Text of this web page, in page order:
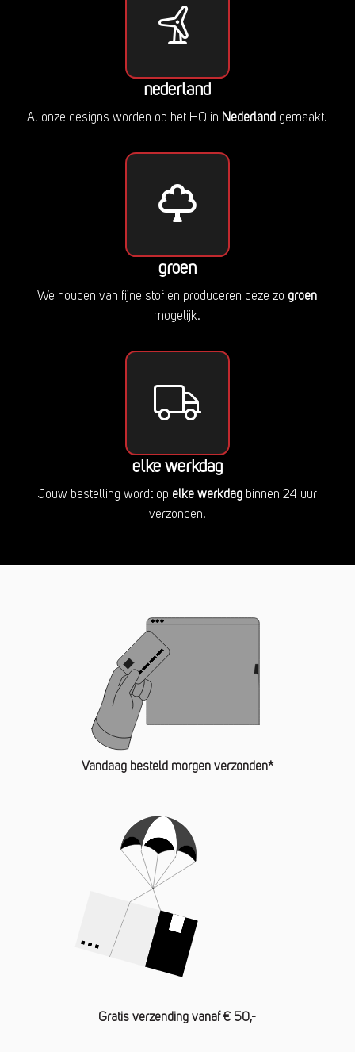
nederland
Al onze designs worden op het HQ in Nederland gemaakt.
groen
We houden van fijne stof en produceren deze zo groen
mogelijk.
elke werkdag
Jouw bestelling wordt op elke werkdagbinnen 24 uur
verzonden.
Vandaag besteld morgen verzonden*
Gratis verzending vanaf € 50,-